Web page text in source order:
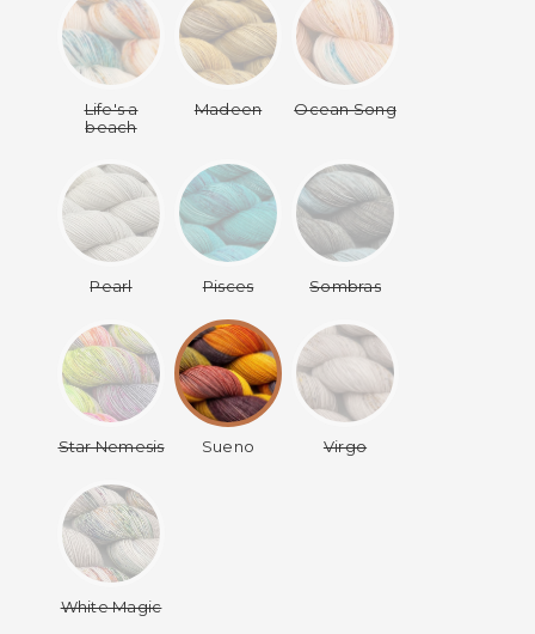
Life's a
beach
Madeen Ocean Song
Pearl Pisces Sombras
Star Nemesis Sueno Virgo
White Magic